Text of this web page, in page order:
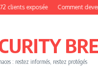
exposée Comment devenir
: restez informés, restez protégés